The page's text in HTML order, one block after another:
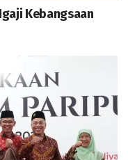
Kebangsaan